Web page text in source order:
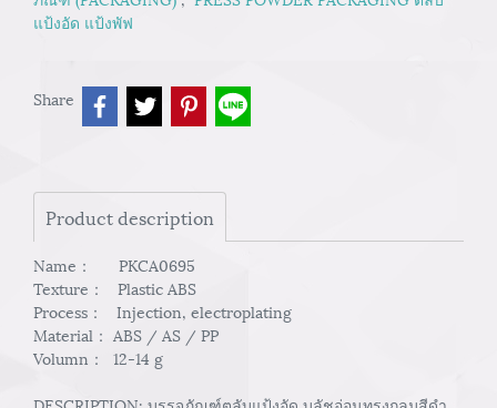
แป้งอัด แป้งพัฟ
Share
Product description
Name： PKCA0695
Texture： Plastic ABS
Process： Injection, electroplating
Material： ABS / AS / PP
Volumn： 12-14 g